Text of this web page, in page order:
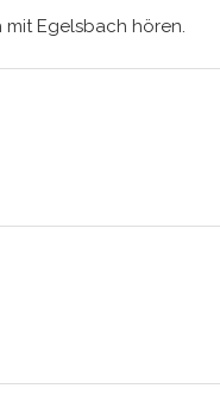
Egelsbach hören.